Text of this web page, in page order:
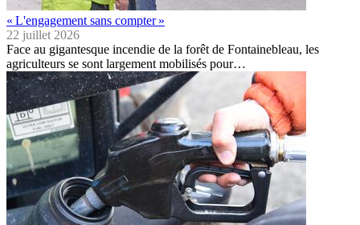
« L'engagement sans compter »
22 juillet 2026
Face au gigantesque incendie de la forêt de Fontainebleau, les
agriculteurs se sont largement mobilisés pour…